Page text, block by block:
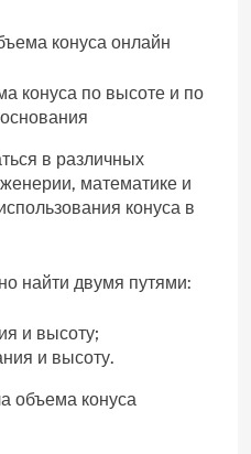
конуса по высоте и по
в различных
математике и
конуса в
найти двумя путями:
и высоту;
и высоту.
объема конуса